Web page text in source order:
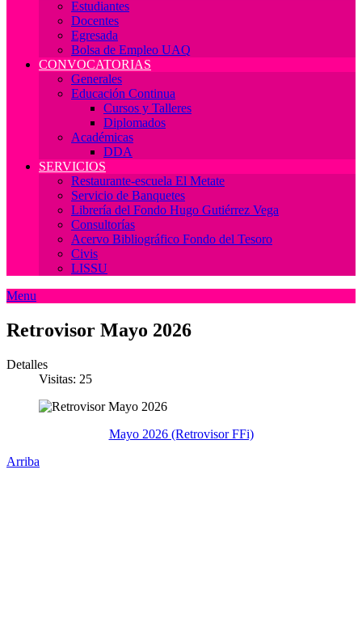
Estudiantes
Docentes
Egresada
Bolsa de Empleo UAQ
CONVOCATORIAS
Generales
Educación Continua
Cursos y Talleres
Diplomados
Académicas
DDA
SERVICIOS
Restaurante-escuela El Metate
Servicio de Banquetes
Librería del Fondo Hugo Gutiérrez Vega
Consultorías
Acervo Bibliográfico Fondo del Tesoro
Civis
LISSU
Menu
Retrovisor Mayo 2026
Detalles
Visitas: 25
Mayo 2026 (Retrovisor FFi)
Arriba